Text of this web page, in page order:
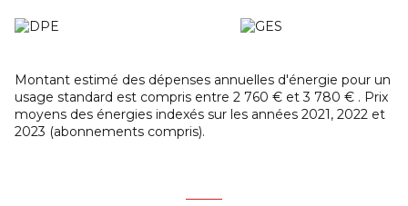
Montant estimé des dépenses annuelles d'énergie pour un
usage standard est compris entre 2 760 € et 3 780 € . Prix
moyens des énergies indexés sur les années 2021, 2022 et
2023 (abonnements compris).